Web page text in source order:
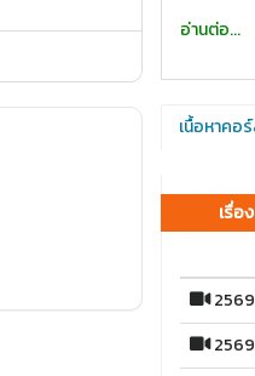
อ่านต่อ...
เนื้อหาคอ
เรื่อ
2569
2569